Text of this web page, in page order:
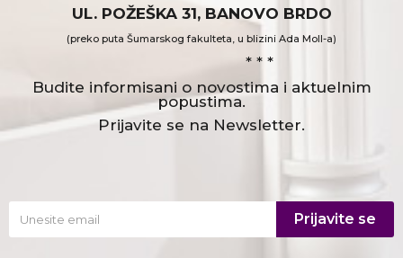
UL. POŽEŠKA 31, BANOVO BRDO
(preko puta Šumarskog fakulteta, u blizini Ada Moll-a)
* * *
Budite informisani o novostima i aktuelnim
popustima.
Prijavite se na Newsletter.
Prijavite se